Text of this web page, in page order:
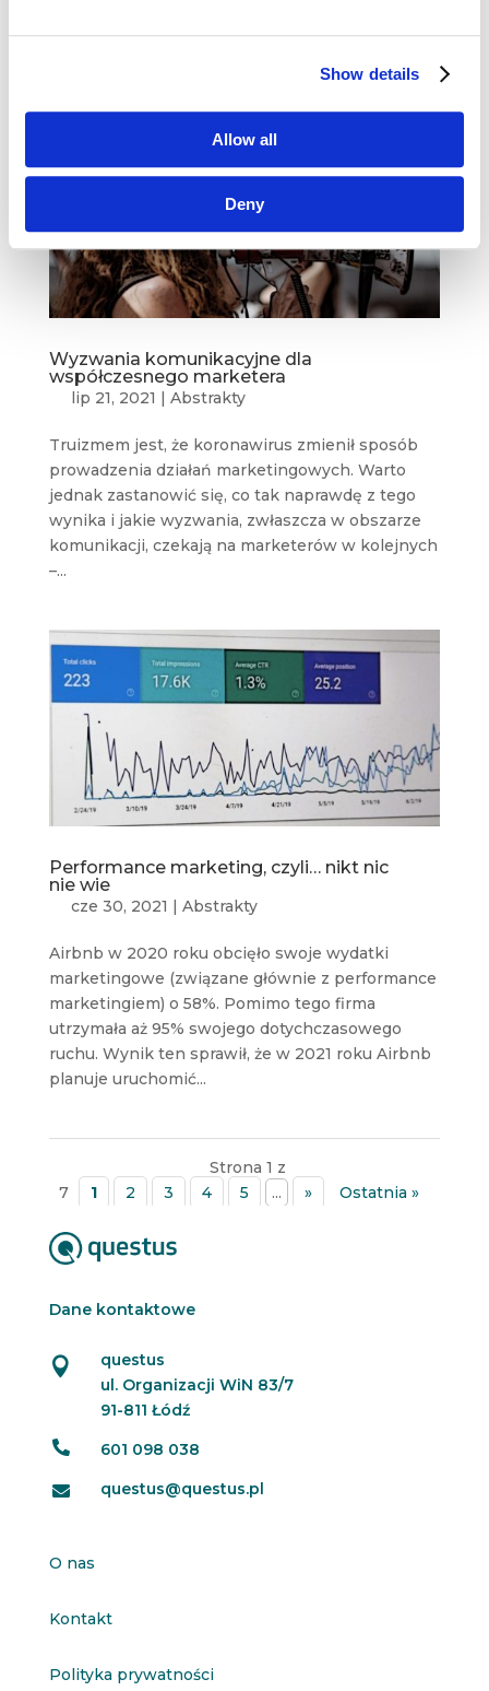
Show details
Allow all
Deny
z powodu pandemii covid-19. I nie chodzi
Wyzwania komunikacyjne dla
współczesnego marketera
lip 21, 2021 Abstrakty
Truizmem jest, że koronawirus zmienił sposób
prowadzenia działań marketingowych. Warto
jednak zastanowić się, co tak naprawdę z tego
wynika i jakie wyzwania, zwłaszcza w obszarze
komunikacji, czekają na marketerów w kolejnych
–...
Performance marketing, czyli… nikt nic
nie wie
cze 30, 2021 | Abstrakty
Airbnb w 2020 roku obcięło swoje wydatki
marketingowe (związane głównie z performance
marketingiem) o 58%. Pomimo tego firma
utrzymała aż 95% swojego dotychczasowego
ruchu. Wynik ten sprawił, że w 2021 roku Airbnb
planuje uruchomić...
Strona 1 z
7
1 2 3 4 5 ... » Ostatnia »
Dane kontaktowe

questus
ul. Organizacji WiN 83/7
91-811 Łódź
 601 098 038
 questus@questus.pl
O nas
Kontakt
Polityka prywatności